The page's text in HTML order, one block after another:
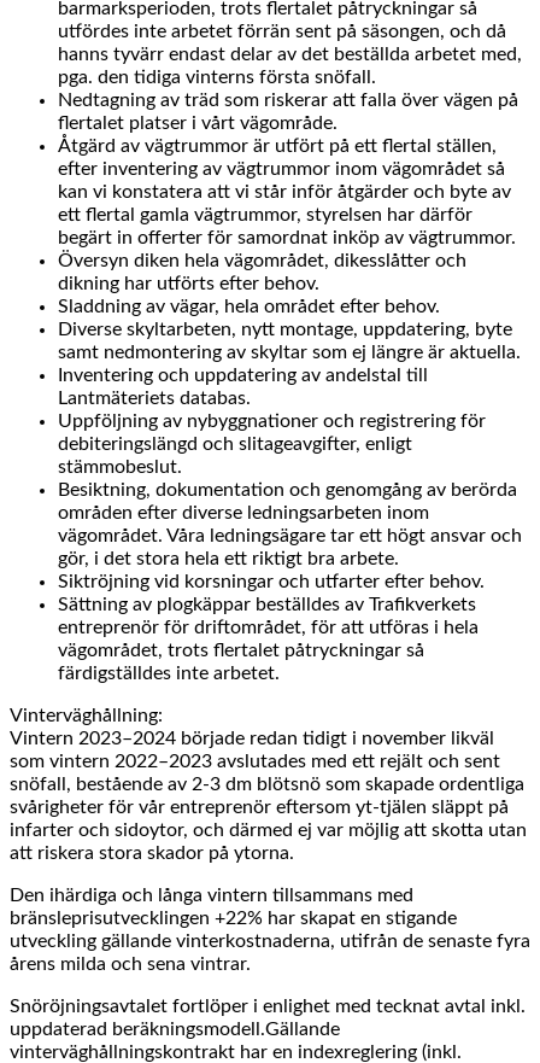
barmarksperioden, trots flertalet påtryckningar så
utfördes inte arbetet förrän sent på säsongen, och då
hanns tyvärr endast delar av det beställda arbetet med,
pga. den tidiga vinterns första snöfall.
Nedtagning av träd som riskerar att falla över vägen på
flertalet platser i vårt vägområde.
Åtgärd av vägtrummor är utfört på ett flertal ställen,
efter inventering av vägtrummor inom vägområdet så
kan vi konstatera att vi står inför åtgärder och byte av
ett flertal gamla vägtrummor, styrelsen har därför
begärt in offerter för samordnat inköp av vägtrummor.
Översyn diken hela vägområdet, dikesslåtter och
dikning har utförts efter behov.
Sladdning av vägar, hela området efter behov.
Diverse skyltarbeten, nytt montage, uppdatering, byte
samt nedmontering av skyltar som ej längre är aktuella.
Inventering och uppdatering av andelstal till
Lantmäteriets databas.
Uppföljning av nybyggnationer och registrering för
debiteringslängd och slitageavgifter, enligt
stämmobeslut.
Besiktning, dokumentation och genomgång av berörda
områden efter diverse ledningsarbeten inom
vägområdet. Våra ledningsägare tar ett högt ansvar och
gör, i det stora hela ett riktigt bra arbete.
Siktröjning vid korsningar och utfarter efter behov.
Sättning av plogkäppar beställdes av Trafikverkets
entreprenör för driftområdet, för att utföras i hela
vägområdet, trots flertalet påtryckningar så
färdigställdes inte arbetet.
Vinterväghållning:
Vintern 2023–2024 började redan tidigt i november likväl
som vintern 2022–2023 avslutades med ett rejält och sent
snöfall, bestående av 2-3 dm blötsnö som skapade ordentliga
svårigheter för vår entreprenör eftersom yt-tjälen släppt på
infarter och sidoytor, och därmed ej var möjlig att skotta utan
att riskera stora skador på ytorna.
Den ihärdiga och långa vintern tillsammans med
bränsleprisutvecklingen +22% har skapat en stigande
utveckling gällande vinterkostnaderna, utifrån de senaste fyra
årens milda och sena vintrar.
Snöröjningsavtalet fortlöper i enlighet med tecknat avtal inkl.
uppdaterad beräkningsmodell.Gällande
vinterväghållningskontrakt har en indexreglering (inkl.